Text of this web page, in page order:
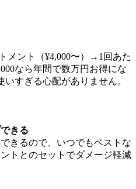
メント（¥4,000〜）→1回あた
なら年間で数万円お得にな
いすぎる心配がありません。
きる
きるので、いつでもベストな
ントとのセットでダメージ軽減